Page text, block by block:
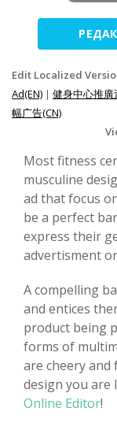
Edit Localized
Ad(EN) | 健身中心推廣
幅广告(CN)
Most fitness
musculine
ad that focus
be a perfect
express their
advertisment
A compelling
and entices
product being
forms of
are cheery
design you
Online Editor!